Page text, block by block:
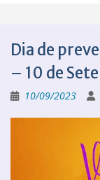
Dia de
– 10 de
10/09/2023